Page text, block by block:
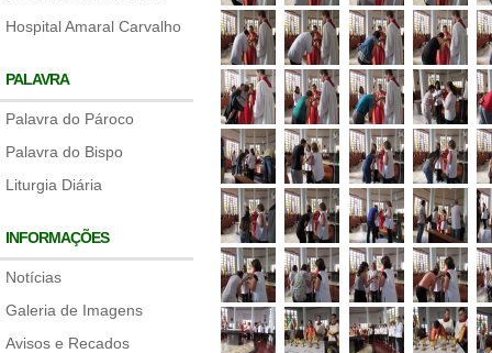
Hospital Amaral Carvalho
PALAVRA
Palavra do Pároco
Palavra do Bispo
Liturgia Diária
INFORMAÇÕES
Notícias
Galeria de Imagens
Avisos e Recados